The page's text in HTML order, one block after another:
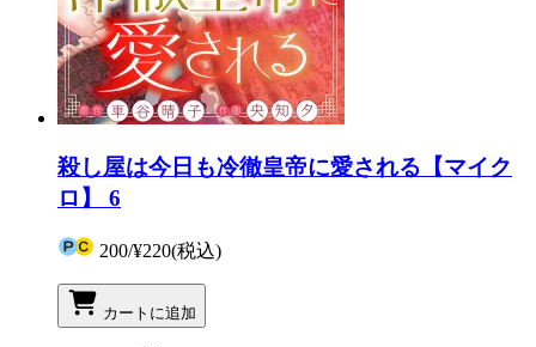
殺し屋は今日も冷徹皇帝に愛される【マイク
ロ】 6
200/¥220(税込)
カートに追加